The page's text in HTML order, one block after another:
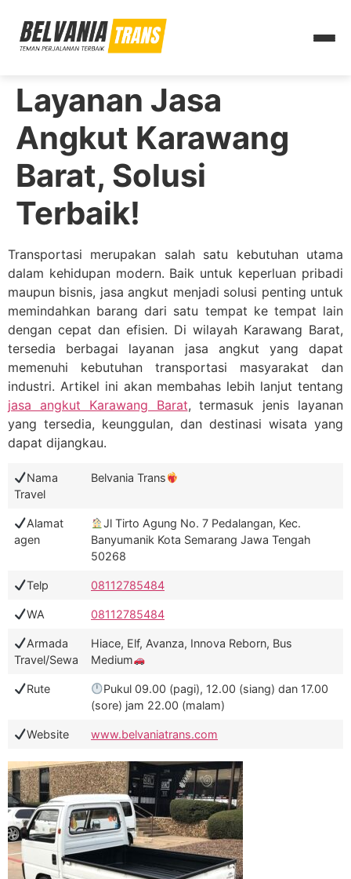
Layanan Jasa
Angkut Karawang
Barat, Solusi
Terbaik!
Transportasi merupakan salah satu kebutuhan utama
dalam kehidupan modern. Baik untuk keperluan pribadi
maupun bisnis, jasa angkut menjadi solusi penting untuk
memindahkan barang dari satu tempat ke tempat lain
dengan cepat dan efisien. Di wilayah Karawang Barat,
tersedia berbagai layanan jasa angkut yang dapat
memenuhi kebutuhan transportasi masyarakat dan
industri. Artikel ini akan membahas lebih lanjut tentang
jasa angkut Karawang Barat, termasuk jenis layanan
yang tersedia, keunggulan, dan destinasi wisata yang
dapat dijangkau.
Nama
Travel
Belvania Trans
Alamat
agen
Jl Tirto Agung No. 7 Pedalangan, Kec.
Banyumanik Kota Semarang Jawa Tengah
50268
Telp 08112785484
WA 08112785484
Armada
Travel/Sewa
Hiace, Elf, Avanza, Innova Reborn, Bus
Medium
Rute
Pukul 09.00 (pagi), 12.00 (siang) dan 17.00
(sore) jam 22.00 (malam)
Website www.belvaniatrans.com